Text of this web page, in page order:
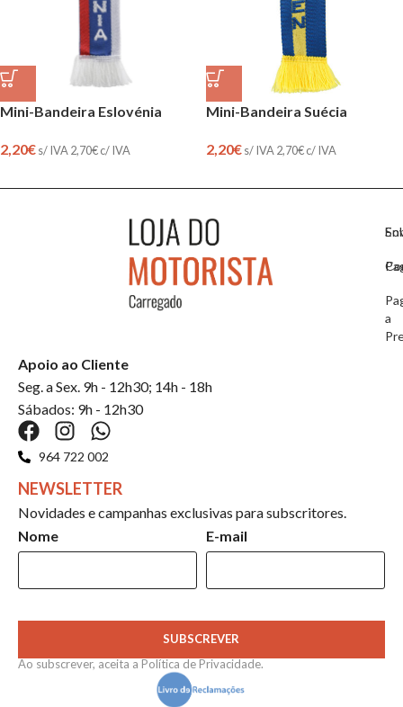
Mini-Bandeira Eslovénia
2,20€s/ IVA 2,70€c/ IVA
Mini-Bandeira Suécia
2,20€s/ IVA 2,70€c/ IVA
a
Apoio ao Cliente
Seg. a Sex. 9h - 12h30; 14h - 18h
Sábados: 9h - 12h30
964 722 002
NEWSLETTER
Novidades e campanhas exclusivas para subscritores.
Nome
E-mail
SUBSCREVER
Ao subscrever, aceita a Política de Privacidade.